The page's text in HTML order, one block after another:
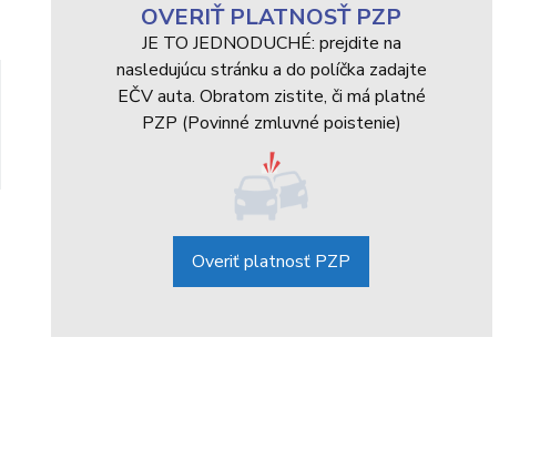
OVERIŤ PLATNOSŤ PZP
JE TO JEDNODUCHÉ: prejdite na
nasledujúcu stránku a do políčka zadajte
EČV auta. Obratom zistite, či má platné
PZP (Povinné zmluvné poistenie)
Overiť platnosť PZP